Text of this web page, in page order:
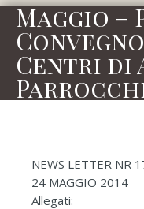
Maggio –
Centri di
NEWS LETTER NR
24 MAGGIO 2014
Allegati: